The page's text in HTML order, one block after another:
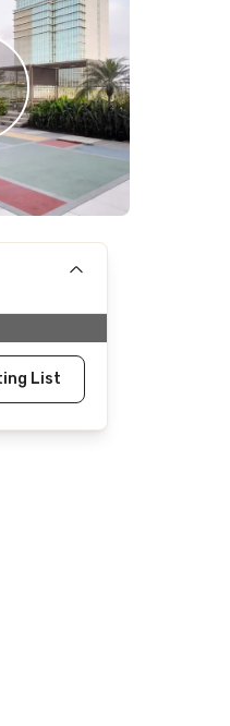
List